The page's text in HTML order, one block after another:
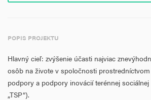
POPIS PROJEKTU
Hlavný cieľ: zvýšenie účasti najviac
osôb na živote v spoločnosti
podpory a podpory inovácií terénnej
„TSP“).